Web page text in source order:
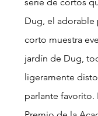
serie de cortos
Dug, el adorable
corto muestra
jardín de Dug,
ligeramente
parlante favorito.